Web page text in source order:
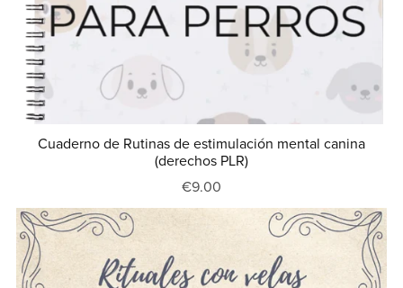
Cuaderno de Rutinas de estimulación mental canina
(derechos PLR)
€9.00